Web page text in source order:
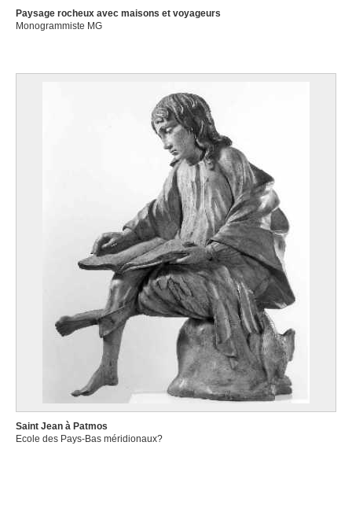
Paysage rocheux avec maisons et voyageurs
Monogrammiste MG
Saint Jean à Patmos
Ecole des Pays-Bas méridionaux?